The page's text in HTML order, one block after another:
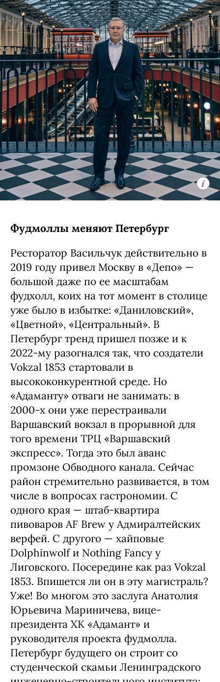
Фудмоллы меняют Петербург
Ресторатор Васильчук действительно в
2019 году привел Москву в «Депо» —
большой даже по ее масштабам
фудхолл, коих на тот момент в столице
уже было в избытке: «Даниловский»,
«Цветной», «Центральный». В
Петербург тренд пришел позже и к
2022-му разогнался так, что создатели
Vokzal 1853 стартовали в
высококонкурентной среде. Но
«Адаманту» отваги не занимать: в
2000-х они уже перестраивали
Варшавский вокзал в прорывной для
того времени ТРЦ «Варшавский
экспресс». Тогда это был аванс
промзоне Обводного канала. Сейчас
район стремительно развивается, в том
числе в вопросах гастрономии. С
одного края — штаб-квартира
пивоваров AF Brew у Адмиралтейских
верфей. С другого — хайповые
Dolphinwolf и Nothing Fancy у
Лиговского. Посередине как раз Vokzal
1853. Впишется ли он в эту магистраль?
Уже! Во многом это заслуга Анатолия
Юрьевича Мариничева, вице-
президента ХК «Адамант» и
руководителя проекта фудмолла.
Петербург будущего он строит со
студенческой скамьи Ленинградского